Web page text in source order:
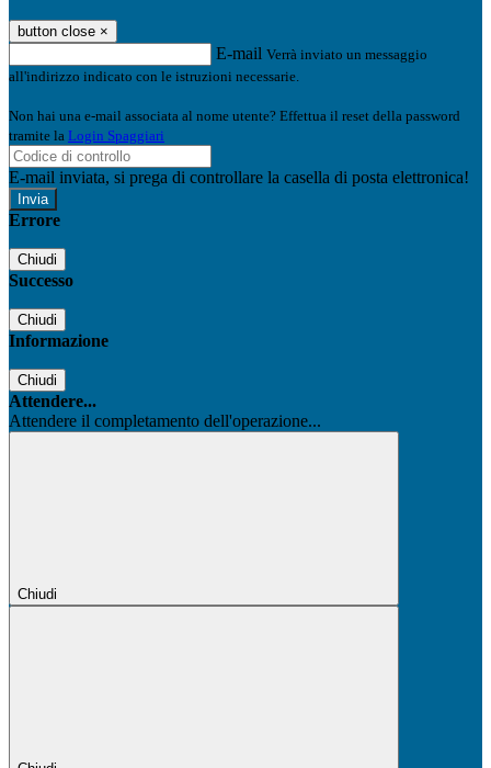
button close ×
E-mail Verrà inviato un messaggio
all'indirizzo indicato con le istruzioni necessarie.
Non hai una e-mail associata al nome utente? Effettua il reset della password
tramite la Login Spaggiari
E-mail inviata, si prega di controllare la casella di posta elettronica!
Errore
Chiudi
Successo
Chiudi
Informazione
Chiudi
Attendere...
Attendere il completamento dell'operazione...
Chiudi